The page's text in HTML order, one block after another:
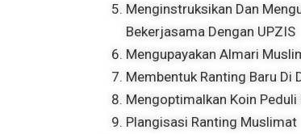
Menginstruksikan Dan
Bekerjasama Dengan UPZIS
Mengupayakan Almari
Membentuk Ranting Baru Di
Mengoptimalkan Koin Peduli
Plangisasi Ranting Muslimat